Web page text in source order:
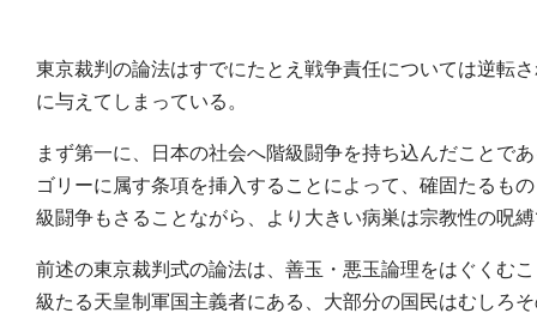
東京裁判の論法はすでにたとえ戦争責任については逆転
に与えてしまっている。
まず第一に、日本の社会へ階級闘争を持ち込んだことで
ゴリーに属す条項を挿入することによって、確固たるも
級闘争もさることながら、より大きい病巣は宗教性の呪
前述の東京裁判式の論法は、善玉・悪玉論理をはぐくむ
級たる天皇制軍国主義者にある、大部分の国民はむしろ